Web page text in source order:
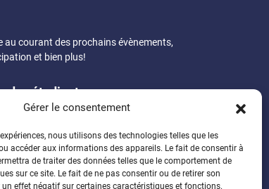
Gérer le consentement
nous utilisons des technologies telles que les
accéder aux informations des appareils. Le fait de consentir à
de traiter des données telles que le comportement de
sur ce site. Le fait de ne pas consentir ou de retirer son
effet négatif sur certaines caractéristiques et fonctions.
au courant des prochains évènements,
et bien plus!
des étudiant·es